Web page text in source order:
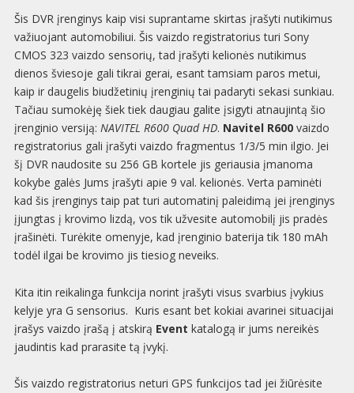
Šis DVR įrenginys kaip visi suprantame skirtas įrašyti nutikimus
važiuojant automobiliui. Šis vaizdo registratorius turi Sony
CMOS 323 vaizdo sensorių, tad įrašyti kelionės nutikimus
dienos šviesoje gali tikrai gerai, esant tamsiam paros metui,
kaip ir daugelis biudžetinių įrenginių tai padaryti sekasi sunkiau.
Tačiau sumokėję šiek tiek daugiau galite įsigyti atnaujintą šio
įrenginio versiją: NAVITEL R600 Quad HD. Navitel R600vaizdo
registratorius gali įrašyti vaizdo fragmentus 1/3/5 min ilgio. Jei
šį DVR naudosite su 256 GB kortele jis geriausia įmanoma
kokybe galės Jums įrašyti apie 9 val. kelionės. Verta paminėti
kad šis įrenginys taip pat turi automatinį paleidimą jei įrenginys
įjungtas į krovimo lizdą, vos tik užvesite automobilį jis pradės
įrašinėti. Turėkite omenyje, kad įrenginio baterija tik 180 mAh
todėl ilgai be krovimo jis tiesiog neveiks.
Kita itin reikalinga funkcija norint įrašyti visus svarbius įvykius
kelyje yra G sensorius. Kuris esant bet kokiai avarinei situacijai
įrašys vaizdo įrašą į atskirą Event katalogą ir jums nereikės
jaudintis kad prarasite tą įvykį.
Šis vaizdo registratorius neturi GPS funkcijos tad jei žiūrėsite